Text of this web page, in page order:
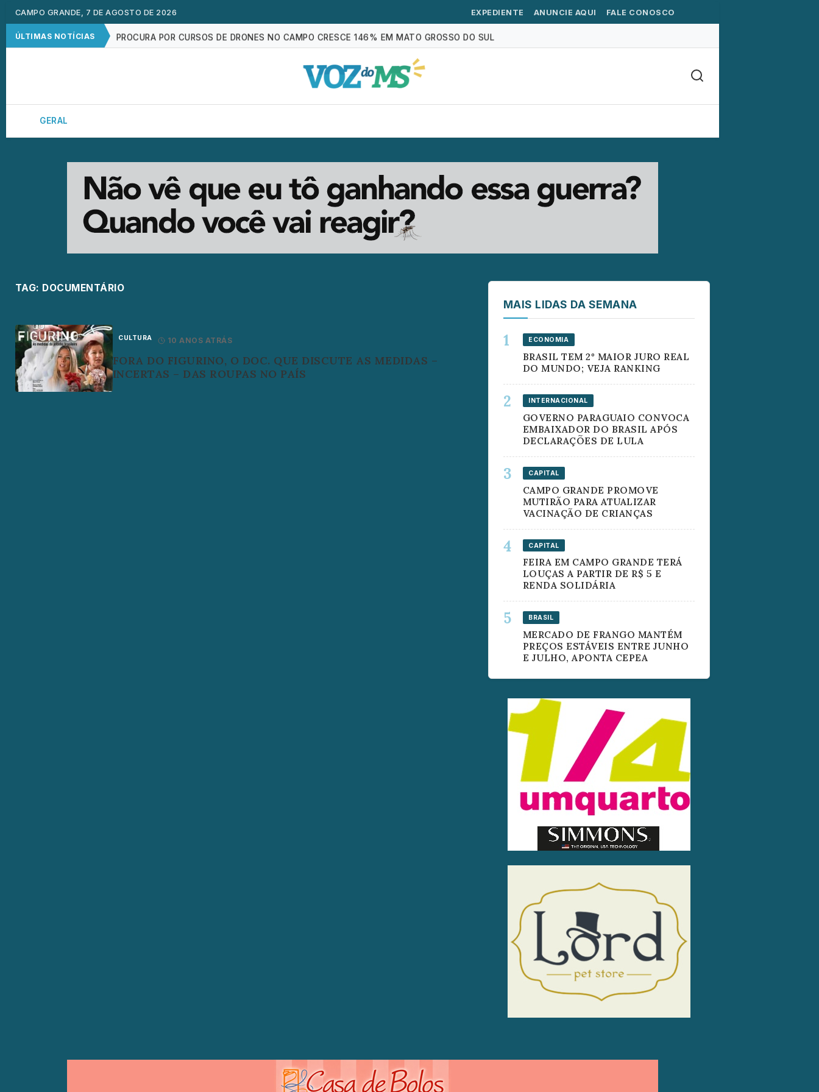
CAMPO GRANDE, 7 DE AGOSTO DE 2026 EXPEDIENTE ANUNCIE AQUI FALE CONOSCO
ÚLTIMAS NOTÍCIAS
BRASIL TEM 2º MAIOR JURO REAL DO MUNDO; VEJA RANKING
PROCURA POR CURSOS DE DRONES NO CAMPO CRESCE 146% EM MATO GROSSO DO SUL
EXAME GRATUITO DE ULTRASSONOGRAFIA SERÁ OFERECIDO EM CAMPO GRANDE
IMPACTO DAS TELAS NA SAÚDE MENTAL JÁ É DEBATIDO EM 80% DAS ESCOLAS
GERAL
TAG: DOCUMENTÁRIO
CULTURA 10 ANOS ATRÁS
FORA DO FIGURINO, O DOC. QUE DISCUTE AS MEDIDAS –
INCERTAS – DAS ROUPAS NO PAÍS
MAIS LIDAS DA SEMANA
ECONOMIA
BRASIL TEM 2º MAIOR JURO REAL
DO MUNDO; VEJA RANKING
INTERNACIONAL
GOVERNO PARAGUAIO CONVOCA
EMBAIXADOR DO BRASIL APÓS
DECLARAÇÕES DE LULA
CAPITAL
CAMPO GRANDE PROMOVE
MUTIRÃO PARA ATUALIZAR
VACINAÇÃO DE CRIANÇAS
CAPITAL
FEIRA EM CAMPO GRANDE TERÁ
LOUÇAS A PARTIR DE R$ 5 E
RENDA SOLIDÁRIA
BRASIL
MERCADO DE FRANGO MANTÉM
PREÇOS ESTÁVEIS ENTRE JUNHO
E JULHO, APONTA CEPEA